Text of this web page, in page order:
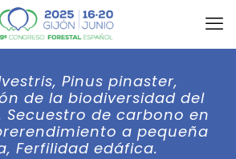
Pinus pinaster,
de la biodiversidad del
Secuestro de carbono en
a pequeña
Ferfilidad edáfica.